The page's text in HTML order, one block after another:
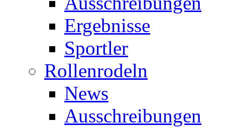
Ergebnisse
Sportler
Rollenrodeln
News
Ausschreibungen